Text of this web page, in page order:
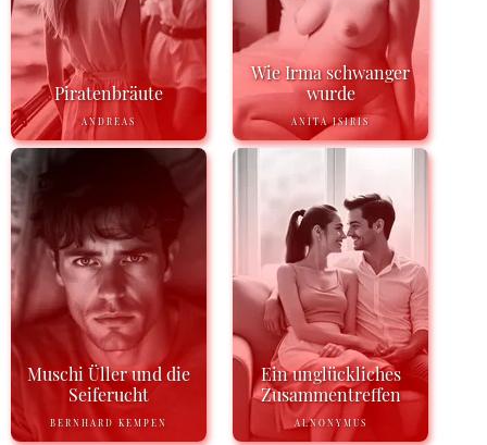
Piratenbräute
ANDREAS
Wie Irma schwanger
wurde
ANITA ISIRIS
Muschi Üller und die
Seiferucht
BERNHARD KEMPEN
Ein unglückliches
Zusammentreffen
ALNONYMUS